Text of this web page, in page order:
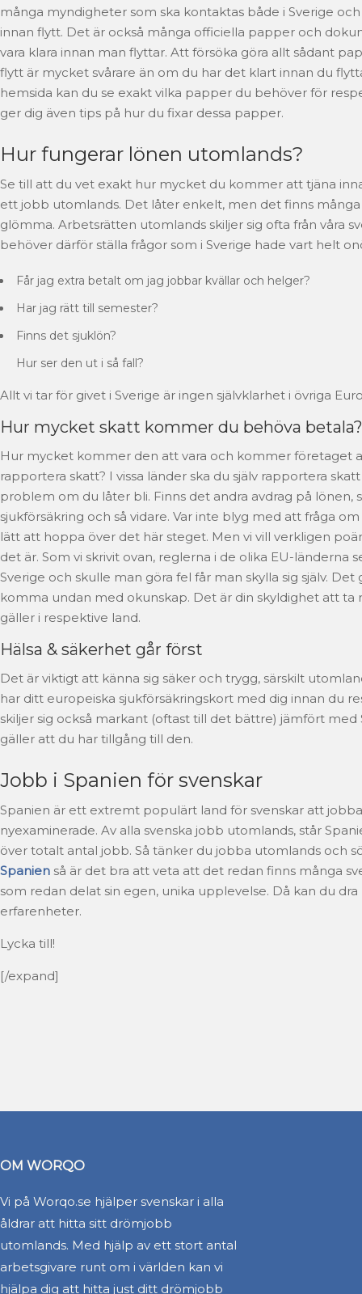
många myndigheter som ska kontaktas både i Sverige
innan flytt. Det är också många officiella papper och
vara klara innan man flyttar. Att försöka göra allt sådant
flytt är mycket svårare än om du har det klart innan du
hemsida kan du se exakt vilka papper du behöver för
ger dig även tips på hur du fixar dessa papper.
Hur fungerar lönen utomlands?
Se till att du vet exakt hur mycket du kommer att tjäna
ett jobb utomlands. Det låter enkelt, men det finns
glömma. Arbetsrätten utomlands skiljer sig ofta från våra
behöver därför ställa frågor som i Sverige hade vart helt
Får jag extra betalt om jag jobbar kvällar och helger?
Har jag rätt till semester?
Finns det sjuklön?
Hur ser den ut i så fall?
Allt vi tar för givet i Sverige är ingen självklarhet i övriga
Hur mycket skatt kommer du behöva betala?
Hur mycket kommer den att vara och kommer företaget
rapportera skatt? I vissa länder ska du själv rapportera
problem om du låter bli. Finns det andra avdrag på lönen,
sjukförsäkring och så vidare. Var inte blyg med att fråga
lätt att hoppa över det här steget. Men vi vill verkligen
det är. Som vi skrivit ovan, reglerna i de olika EU-länderna
Sverige och skulle man göra fel får man skylla sig själv. Det
komma undan med okunskap. Det är din skyldighet att ta
gäller i respektive land.
Hälsa & säkerhet går först
Det är viktigt att känna sig säker och trygg, särskilt
har ditt europeiska sjukförsäkringskort med dig innan du
skiljer sig också markant (oftast till det bättre) jämfört med
gäller att du har tillgång till den.
Jobb i Spanien för svenskar
Spanien är ett extremt populärt land för svenskar att
nyexaminerade. Av alla svenska jobb utomlands, står
över totalt antal jobb. Så tänker du jobba utomlands och
Spanien så är det bra att veta att det redan finns många
som redan delat sin egen, unika upplevelse. Då kan du dra
erfarenheter.
Lycka till!
[/expand]
OM WORQO
Vi på Worqo.se hjälper svenskar i alla
åldrar att hitta sitt drömjobb
utomlands. Med hjälp av ett stort antal
arbetsgivare runt om i världen kan vi
hjälpa dig att hitta just ditt drömjobb